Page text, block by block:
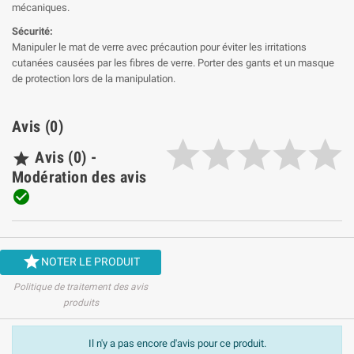
mécaniques.
Sécurité:
Manipuler le mat de verre avec précaution pour éviter les irritations
cutanées causées par les fibres de verre. Porter des gants et un masque
de protection lors de la manipulation.
Avis (0)
 Avis (0) -
Modération des avis

NOTER LE PRODUIT
Politique de traitement des avis
produits
Il n'y a pas encore d'avis pour ce produit.